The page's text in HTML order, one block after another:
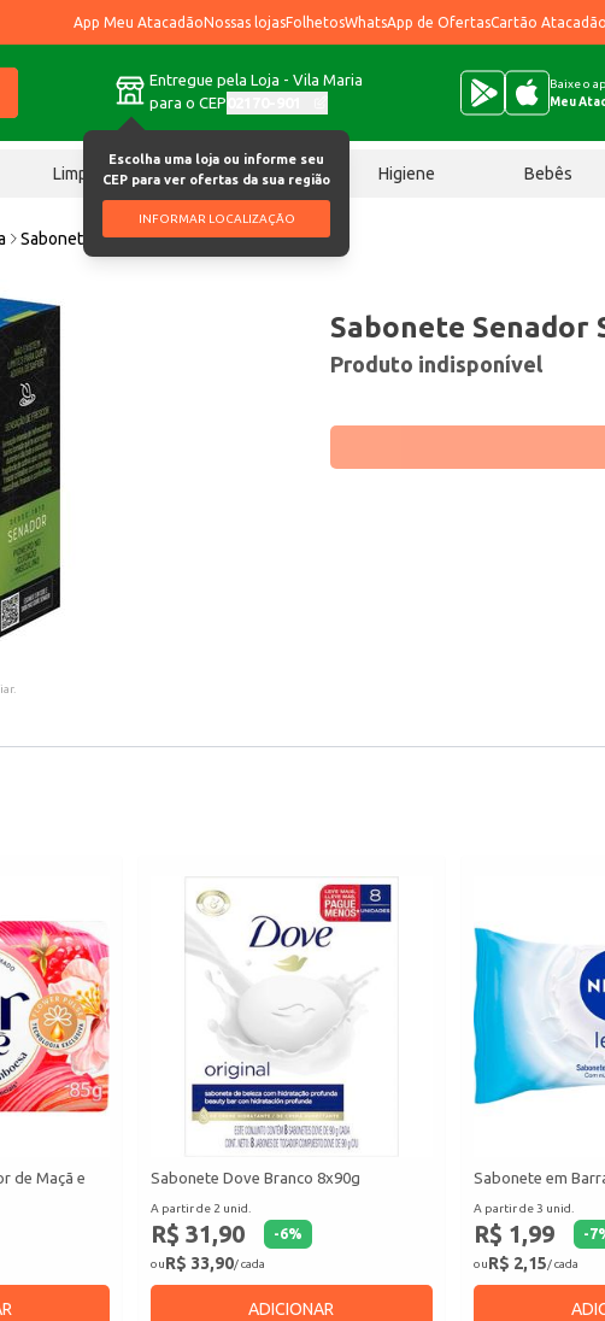
App Meu AtacadãoNossas lojasFolhetosWhatsApp de OfertasCartão Atacadão
Entregue pela Loja - Vila Maria
para o CEP
Escolha uma loja ou informe seu
CEP para ver ofertas da sua região
INFORMAR LOCALIZAÇÃO
Baixe o
Meu
Limpeza Chocolates Higiene Bebês
Sabonete Senador Sport 130g
Sabonete Senador
Produto indisponível
de Maçã e
Sabonete Dove Branco 8x90g
A partir de 2 unid.
R$ 31,90 -6%
ouR$ 33,90/ cada
ADICIONAR
Sabonete em
A partir de 3 unid.
R$ 1,99 -7
ouR$ 2,15/ cada